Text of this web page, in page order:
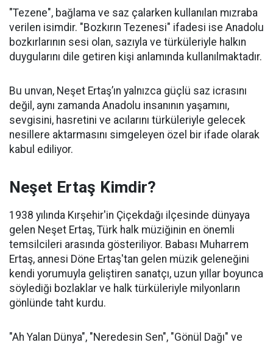
"Tezene", bağlama ve saz çalarken kullanılan mızraba
verilen isimdir. "Bozkırın Tezenesi" ifadesi ise Anadolu
bozkırlarının sesi olan, sazıyla ve türküleriyle halkın
duygularını dile getiren kişi anlamında kullanılmaktadır.
Bu unvan, Neşet Ertaş’ın yalnızca güçlü saz icrasını
değil, aynı zamanda Anadolu insanının yaşamını,
sevgisini, hasretini ve acılarını türküleriyle gelecek
nesillere aktarmasını simgeleyen özel bir ifade olarak
kabul ediliyor.
Neşet Ertaş Kimdir?
1938 yılında Kırşehir'in Çiçekdağı ilçesinde dünyaya
gelen Neşet Ertaş, Türk halk müziğinin en önemli
temsilcileri arasında gösteriliyor. Babası Muharrem
Ertaş, annesi Döne Ertaş'tan gelen müzik geleneğini
kendi yorumuyla geliştiren sanatçı, uzun yıllar boyunca
söylediği bozlaklar ve halk türküleriyle milyonların
gönlünde taht kurdu.
"Ah Yalan Dünya", "Neredesin Sen", "Gönül Dağı" ve